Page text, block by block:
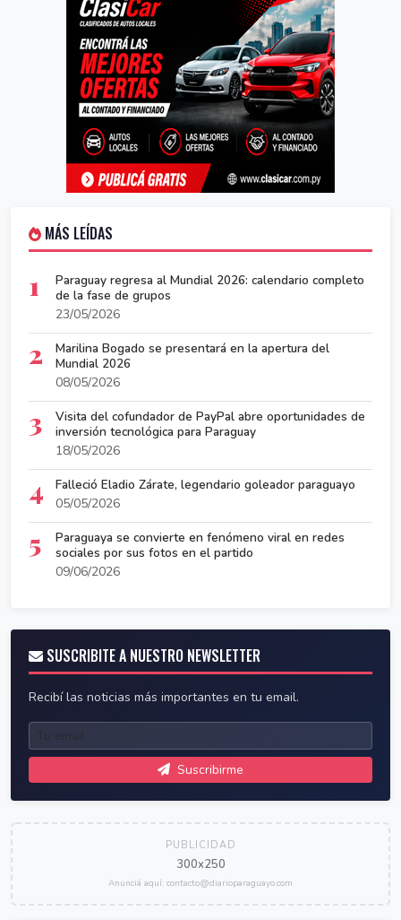
MÁS LEÍDAS
1
Paraguay regresa al Mundial 2026: calendario completo
de la fase de grupos
23/05/2026
2
Marilina Bogado se presentará en la apertura del
Mundial 2026
08/05/2026
3
Visita del cofundador de PayPal abre oportunidades de
inversión tecnológica para Paraguay
18/05/2026
4
Falleció Eladio Zárate, legendario goleador paraguayo
05/05/2026
5
Paraguaya se convierte en fenómeno viral en redes
sociales por sus fotos en el partido
09/06/2026
SUSCRIBITE A NUESTRO NEWSLETTER
Recibí las noticias más importantes en tu email.
Suscribirme
PUBLICIDAD
300x250
Anunciá aquí: contacto@diarioparaguayo.com